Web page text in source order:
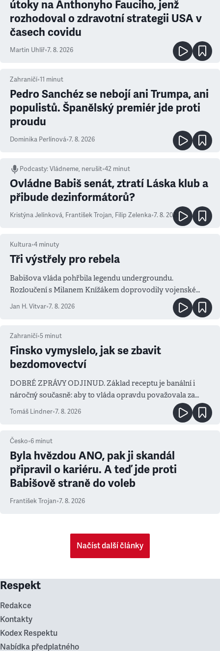
útoky na Anthonyho Fauciho, jenž
rozhodoval o zdravotní strategii USA v
časech covidu
Martin Uhlíř•7. 8. 2026
Zahraničí•11 minut
Pedro Sanchéz se nebojí ani Trumpa, ani
populistů. Španělský premiér jde proti
proudu
Dominika Perlínová•7. 8. 2026
Podcasty:Vládneme, nerušit•42 minut
Ovládne Babiš senát, ztratí Láska klub a
přibude dezinformátorů?
Kristýna Jelínková, František Trojan, Filip Zelenka•7. 8. 2026
Kultura•4 minuty
Tři výstřely pro rebela
Babišova vláda pohřbila legendu undergroundu.
Rozloučení s Milanem Knížákem doprovodily vojenské
salvy i kritika pokrokářů
Jan H. Vitvar•7. 8. 2026
Zahraničí•5 minut
Finsko vymyslelo, jak se zbavit
bezdomovectví
DOBRÉ ZPRÁVY ODJINUD. Základ receptu je banální i
náročný současně: aby to vláda opravdu považovala za
prioritu
Tomáš Lindner•7. 8. 2026
Česko•6 minut
Byla hvězdou ANO, pak ji skandál
připravil o kariéru. A teď jde proti
Babišově straně do voleb
František Trojan•7. 8. 2026
Načíst další články
Respekt
Redakce
Kontakty
Kodex Respektu
Nabídka předplatného